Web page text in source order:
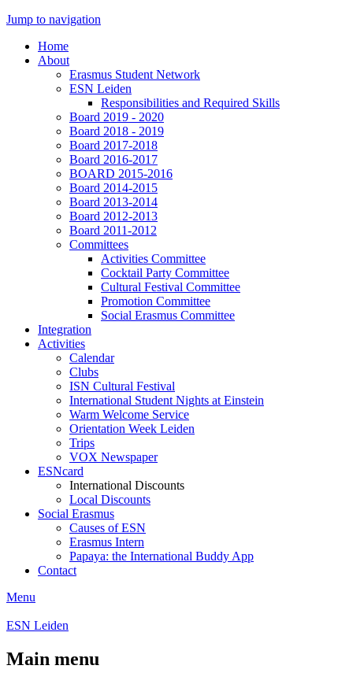
Jump to navigation
Home
About
Erasmus Student Network
ESN Leiden
Responsibilities and Required Skills
Board 2019 - 2020
Board 2018 - 2019
Board 2017-2018
Board 2016-2017
BOARD 2015-2016
Board 2014-2015
Board 2013-2014
Board 2012-2013
Board 2011-2012
Committees
Activities Committee
Cocktail Party Committee
Cultural Festival Committee
Promotion Committee
Social Erasmus Committee
Integration
Activities
Calendar
Clubs
ISN Cultural Festival
International Student Nights at Einstein
Warm Welcome Service
Orientation Week Leiden
Trips
VOX Newspaper
ESNcard
International Discounts
Local Discounts
Social Erasmus
Causes of ESN
Erasmus Intern
Papaya: the International Buddy App
Contact
Menu
ESN Leiden
Main menu